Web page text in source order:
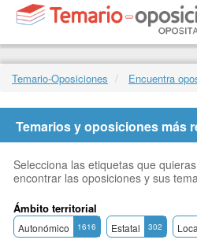
Temario-Oposiciones Encuentra
Temarios y oposiciones más
Selecciona las etiquetas que
encontrar las oposiciones y sus
Ámbito territorial
Autonómico 1616 Estatal 302